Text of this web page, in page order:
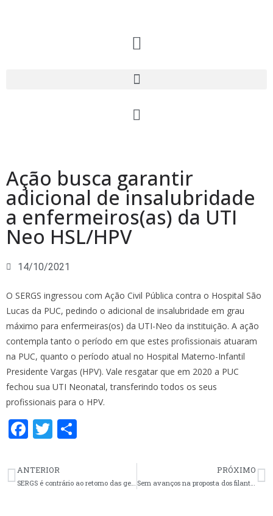
Ação busca garantir
adicional de insalubridade
a enfermeiros(as) da UTI
Neo HSL/HPV
14/10/2021
O SERGS ingressou com Ação Civil Pública contra o Hospital São
Lucas da PUC, pedindo o adicional de insalubridade em grau
máximo para enfermeiras(os) da UTI-Neo da instituição. A ação
contempla tanto o período em que estes profissionais atuaram
na PUC, quanto o período atual no Hospital Materno-Infantil
Presidente Vargas (HPV). Vale resgatar que em 2020 a PUC
fechou sua UTI Neonatal, transferindo todos os seus
profissionais para o HPV.
F
e
b
T
itt
er e
ANTERIOR
SERGS é contrário ao retorno das gestantes
PRÓXIMO
Sem avanços na proposta dos filantrópicos, SERGS reafirma luta pela reposição do INPC